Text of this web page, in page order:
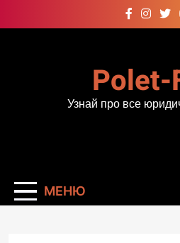
к
Polet-
Узнай про все
МЕНЮ